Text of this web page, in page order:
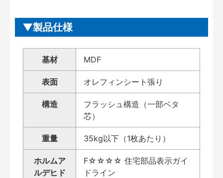
製品仕様
基材 MDF
表面 オレフィンシート張り
構造
フラッシュ構造（一部ベタ
芯）
重量 35kg以下（1枚あたり）
ホルムア
ルデヒド
F☆☆☆☆ 住宅部品表示ガイ
ドライン